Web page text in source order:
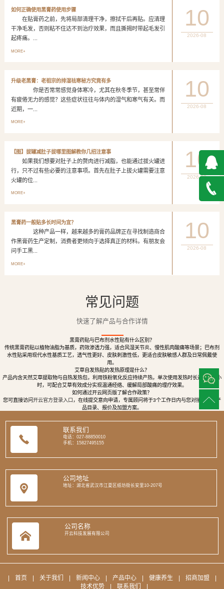
如何正确使用黑膏药使用步骤
在贴膏药之前，先将局部清理干净，擦拭干后再贴。应清理
干净毛发，否则粘不住达不到治疗效果，而且撕揭时带起毛发引
起疼痛。...
MORE+
10
2026-08
升级老黑膏：老祖宗的排湿祛寒秘方究竟有多
你是否常常感觉身体寒冷，尤其在秋冬季节，甚至常伴
有疲倦无力的感觉？这些症状往往与体内的湿气和寒气有关。而
近期，一...
MORE+
10
2026-08
【图】拔罐减肚子拔哪里图解教你几招注意事
如果我们想要对肚子上的赘肉进行减脂，也能通过拔火罐进
行，只不过有些必要的注意事项。首先在肚子上拔火罐需要注意
火罐的位...
MORE+
10
2026-08
黑膏药一般贴多长时间为宜？
这种产品一样，越来越多的膏药品牌正在寻找制造商合
作黑膏药生产定制，消费者更倾向于选择真正的材料。有朋友会
问手工黑...
MORE+
10
2026-08
常见问题
快速了解产品与合作详情
黑膏药贴与巴布剂水性贴有什么区别？
传统黑膏药贴以植物油脂为基质，药效渗透力强，适合风湿关节炎、慢性肌肉酸痛等场景；巴布剂
水性贴采用现代水性基质工艺，透气性更好、皮肤刺激性低，更适合皮肤敏感人群及日常佩戴使
用。
艾草自发热贴的发热原理是什么？
产品内含天然艾草提取物与自热发热包，利用铁粉氧化反应持续产热，单次使用发热时长达8至12小
时，可配合艾草有效成分实现温通经络、缓解局部酸痛的理疗效果。
如何通过开云网页版了解合作政策？
您可直接访问 开云官方登录入口，在线提交意向申请，专属顾问将于3个工作日内与您对接，提供产
品目录、报价及加盟方案。
联系我们
电话：027-88850010
手机：15827495155
公司地址
地址：湖北省武汉市江夏区纸坊街长安里10-207号
公司名称
开云科技发展有限公司
首页 关于我们 新闻中心 产品中心 健康养生 招商加盟
技术优势
联系我们
QQ在